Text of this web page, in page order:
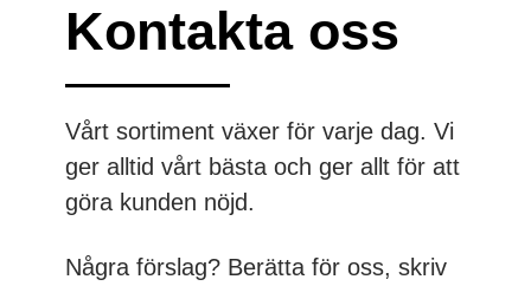
Kontakta oss
Vårt sortiment växer för varje dag. Vi
ger alltid vårt bästa och ger allt för att
göra kunden nöjd.
Några förslag? Berätta för oss, skriv